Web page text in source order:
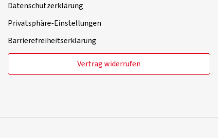
Datenschutzerklärung
Privatsphäre-Einstellungen
Barrierefreiheitserklärung
Vertrag widerrufen